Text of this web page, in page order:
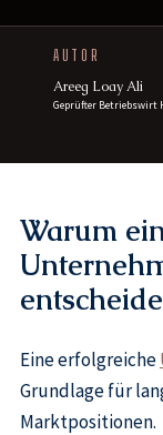
AUTOR
Areeg Loay Ali
Geprüfter Betriebswirt
Warum
Eine erfolgreiche
Grundlage für
Marktpositionen.